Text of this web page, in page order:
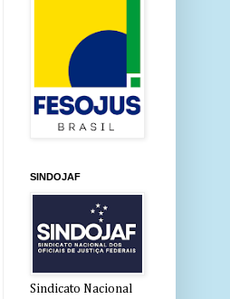
SINDOJAF
Sindicato Nacional